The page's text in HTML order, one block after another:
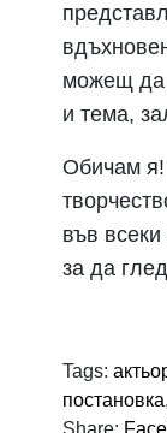
можещ да
и тема,
Обичам
във
за да
Tags:
постановка,
Share: